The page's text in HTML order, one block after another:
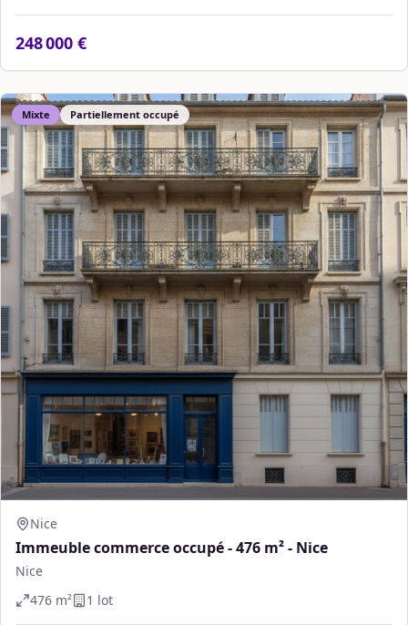
248 000 €
Mixte Partiellement occupé
Nice
Immeuble commerce occupé - 476 m² - Nice
Nice
476 m² 1 lot